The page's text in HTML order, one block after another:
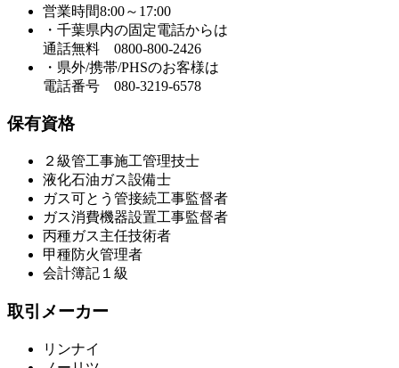
営業時間8:00～17:00
・千葉県内の固定電話からは
通話無料 0800-800-2426
・県外/携帯/PHSのお客様は
電話番号 080-3219-6578
保有資格
２級管工事施工管理技士
液化石油ガス設備士
ガス可とう管接続工事監督者
ガス消費機器設置工事監督者
丙種ガス主任技術者
甲種防火管理者
会計簿記１級
取引メーカー
リンナイ